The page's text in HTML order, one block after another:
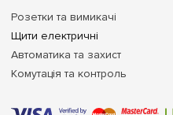
Розетки та вимикачі
Щити електричні
Автоматика та захист
Комутація та контроль